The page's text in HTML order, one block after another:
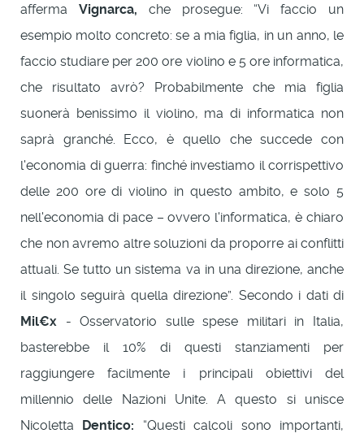
afferma Vignarca, che prosegue: “Vi faccio un
esempio molto concreto: se a mia figlia, in un anno, le
faccio studiare per 200 ore violino e 5 ore informatica,
che risultato avrò? Probabilmente che mia figlia
suonerà benissimo il violino, ma di informatica non
saprà granché. Ecco, è quello che succede con
l'economia di guerra: finché investiamo il corrispettivo
delle 200 ore di violino in questo ambito, e solo 5
nell'economia di pace – ovvero l'informatica, è chiaro
che non avremo altre soluzioni da proporre ai conflitti
attuali. Se tutto un sistema va in una direzione, anche
il singolo seguirà quella direzione”. Secondo i dati di
Mil€x - Osservatorio sulle spese militari in Italia,
basterebbe il 10% di questi stanziamenti per
raggiungere facilmente i principali obiettivi del
millennio delle Nazioni Unite. A questo si unisce
Nicoletta Dentico: “Questi calcoli sono importanti,